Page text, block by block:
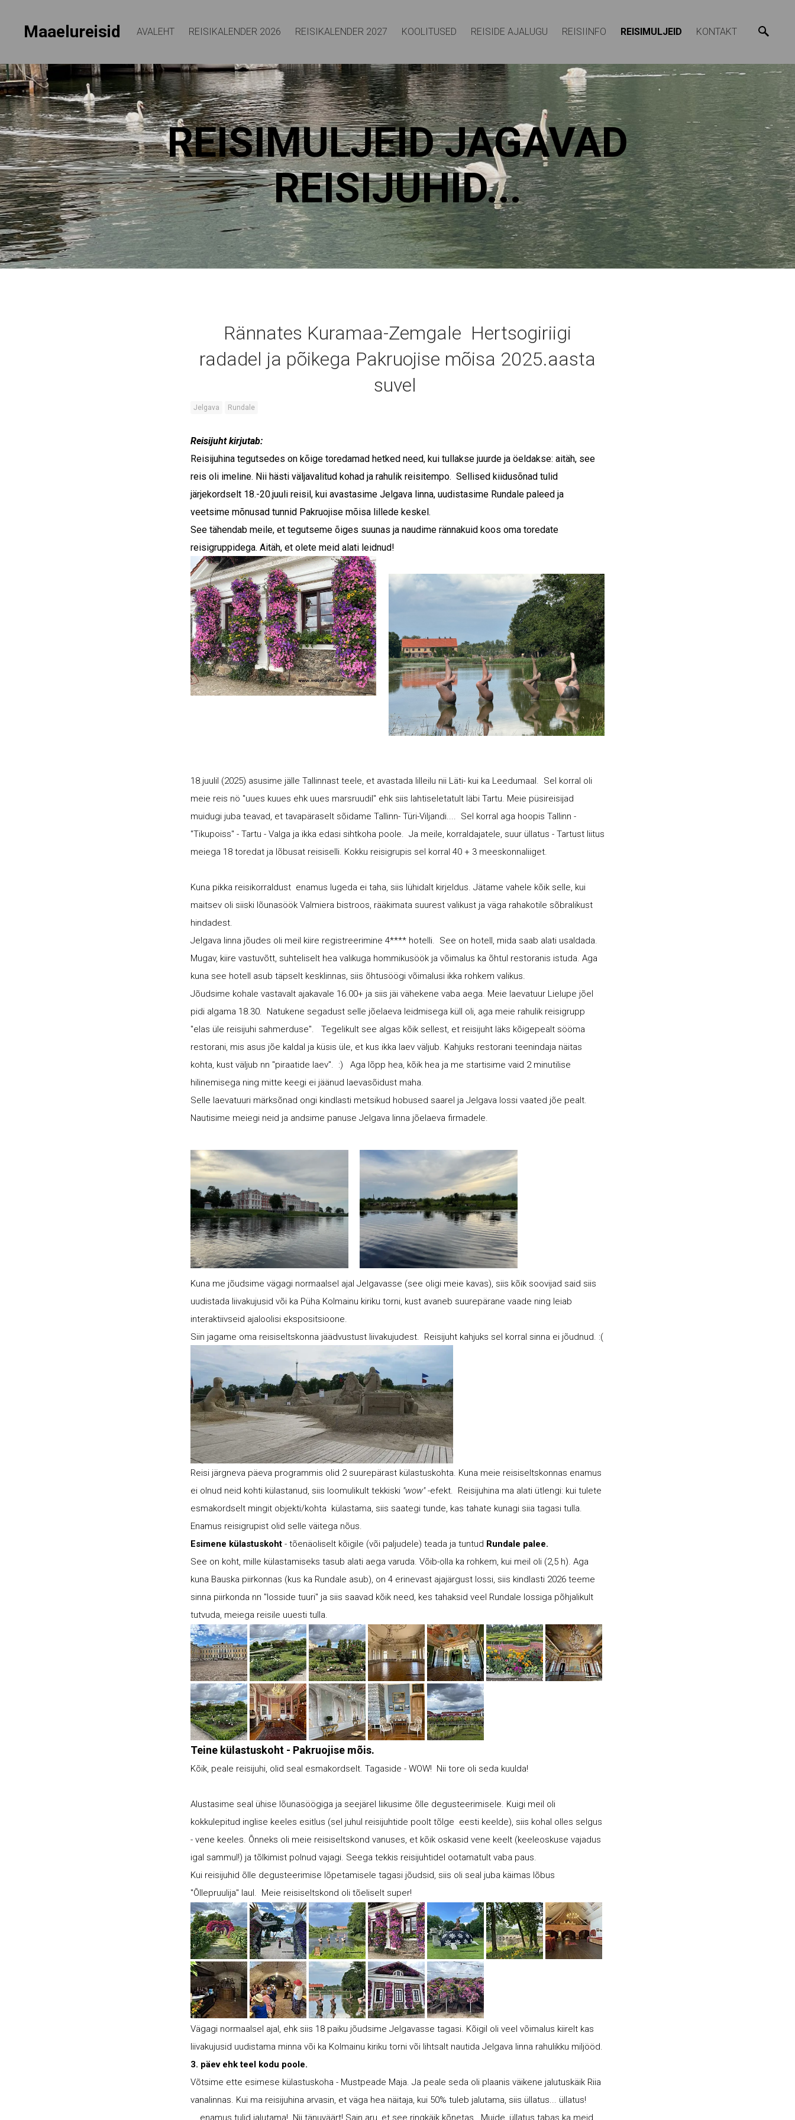
Maaelureisid AVALEHT REISIKALENDER 2026 REISIKALENDER 2027 KOOLITUSED REISIDE AJALUGU REISIINFO REISIMULJEID KONTAKT
REISIMULJEID JAGAVAD
REISIJUHID...
Rännates Kuramaa-Zemgale Hertsogiriigi
radadel ja põikega Pakruojise mõisa 2025.aasta
suvel
Jelgava Rundale
Reisijuht kirjutab:
Reisijuhina tegutsedes on kõige toredamad hetked need, kui tullakse juurde ja öeldakse: aitäh, see
reis oli imeline. Nii hästi väljavalitud kohad ja rahulik reisitempo. Sellised kiidusõnad tulid
järjekordselt 18.-20.juuli reisil, kui avastasime Jelgava linna, uudistasime Rundale paleed ja
veetsime mõnusad tunnid Pakruojise mõisa lillede keskel.
See tähendab meile, et tegutseme õiges suunas ja naudime rännakuid koos oma toredate
reisigruppidega. Aitäh, et olete meid alati leidnud!
18.juulil (2025) asusime jälle Tallinnast teele, et avastada lilleilu nii Läti- kui ka Leedumaal. Sel korral oli
meie reis nö "uues kuues ehk uues marsruudil" ehk siis lahtiseletatult läbi Tartu. Meie püsireisijad
muidugi juba teavad, et tavapäraselt sõidame Tallinn- Türi-Viljandi.... Sel korral aga hoopis Tallinn -
"Tikupoiss" - Tartu - Valga ja ikka edasi sihtkoha poole. Ja meile, korraldajatele, suur üllatus - Tartust liitus
meiega 18 toredat ja lõbusat reisiselli. Kokku reisigrupis sel korral 40 + 3 meeskonnaliiget.
Kuna pikka reisikorraldust enamus lugeda ei taha, siis lühidalt kirjeldus. Jätame vahele kõik selle, kui
maitsev oli siiski lõunasöök Valmiera bistroos, rääkimata suurest valikust ja väga rahakotile sõbralikust
hindadest.
Jelgava linna jõudes oli meil kiire registreerimine 4**** hotelli. See on hotell, mida saab alati usaldada.
Mugav, kiire vastuvõtt, suhteliselt hea valikuga hommikusöök ja võimalus ka õhtul restoranis istuda. Aga
kuna see hotell asub täpselt kesklinnas, siis õhtusöögi võimalusi ikka rohkem valikus
Jõudsime kohale vastavalt ajakavale 16.00+ ja siis jäi vähekene vaba aega. Meie laevatuur Lielupe jõel
pidi algama 18.30. Natukene segadust selle jõelaeva leidmisega küll oli, aga meie rahulik reisigrupp
"elas üle reisijuhi sahmerduse". Tegelikult see algas kõik sellest, et reisijuht läks kõigepealt sööma
restorani, mis asus jõe kaldal ja küsis üle, et kus ikka laev väljub. Kahjuks restorani teenindaja näitas
kohta, kust väljub nn "piraatide laev". :) Aga lõpp hea, kõik hea ja me startisime vaid 2 minutilise
hilinemisega ning mitte keegi ei jäänud laevasõidust maha.
Selle laevatuuri märksõnad ongi kindlasti metsikud hobused saarel ja Jelgava lossi vaated jõe pealt.
Nautisime meiegi neid ja andsime panuse Jelgava linna jõelaeva firmadele.
Kuna me jõudsime vägagi normaalsel ajal Jelgavasse (see oligi meie kavas), siis kõik soovijad said siis
uudistada liivakujusid või ka Püha Kolmainu kiriku torni, kust avaneb suurepärane vaade ning leiab
interaktiivseid ajaloolisi ekspositsioone.
Siin jagame oma reisiseltskonna jäädvustust liivakujudest. Reisijuht kahjuks sel korral sinna ei jõudnud. :(
Reisi järgneva päeva programmis olid 2 suurepärast külastuskohta. Kuna meie reisiseltskonnas enamus
ei olnud neid kohti külastanud, siis loomulikult tekkiski "wow"-efekt. Reisijuhina ma alati ütlengi: kui tulete
esmakordselt mingit objekti/kohta külastama, siis saategi tunde, kas tahate kunagi siia tagasi tulla.
Enamus reisigrupist olid selle väitega nõus.
Esimene külastuskoht - tõenäoliselt kõigile (või paljudele) teada ja tuntud Rundale palee.
See on koht, mille külastamiseks tasub alati aega varuda. Võib-olla ka rohkem, kui meil oli (2,5 h). Aga
kuna Bauska piirkonnas (kus ka Rundale asub), on 4 erinevast ajajärgust lossi, siis kindlasti 2026 teeme
sinna piirkonda nn "losside tuuri" ja siis saavad kõik need, kes tahaksid veel Rundale lossiga põhjalikult
tutvuda, meiega reisile uuesti tulla.
Teine külastuskoht - Pakruojise mõis.
Kõik, peale reisijuhi, olid seal esmakordselt. Tagaside - WOW! Nii tore oli seda kuulda!
Alustasime seal ühise lõunasöögiga ja seejärel liikusime õlle degusteerimisele. Kuigi meil oli
kokkulepitud inglise keeles esitlus (sel juhul reisijuhtide poolt tõlge eesti keelde), siis kohal olles selgus
- vene keeles. Õnneks oli meie reisiseltskond vanuses, et kõik oskasid vene keelt (keeleoskuse vajadus
igal sammul!) ja tõlkimist polnud vajagi. Seega tekkis reisijuhtidel ootamatult vaba paus.
Kui reisijuhid õlle degusteerimise lõpetamisele tagasi jõudsid, siis oli seal juba käimas lõbus
"Õllepruulija" laul. Meie reisiseltskond oli tõeliselt super!
Vägagi normaalsel ajal, ehk siis 18 paiku jõudsime Jelgavasse tagasi. Kõigil oli veel võimalus kiirelt kas
liivakujusid uudistama minna või ka Kolmainu kiriku torni või lihtsalt nautida Jelgava linna rahulikku miljööd.
3. päev ehk teel kodu poole.
Võtsime ette esimese külastuskoha - Mustpeade Maja. Ja peale seda oli plaanis väikene jalutuskäik Riia
vanalinnas. Kui ma reisijuhina arvasin, et väga hea näitaja, kui 50% tuleb jalutama, siis üllatus... üllatus!
....enamus tulid jalutama! Nii tänuväärt! Sain aru, et see ringkäik kõnetas. Muide, üllatus tabas ka meid.